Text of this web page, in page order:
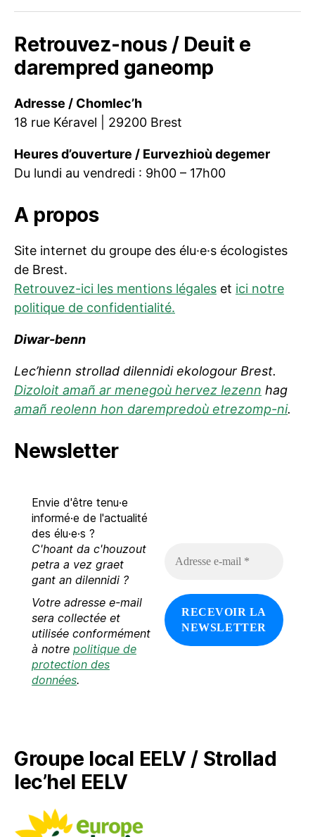
Retrouvez-nous / Deuit e
darempred ganeomp
Adresse / Chomlec’h
18 rue Kéravel | 29200 Brest
Heures d’ouverture / Eurvezhioù degemer
Du lundi au vendredi : 9h00 – 17h00
A propos
Site internet du groupe des élu·e·s écologistes
de Brest.
Retrouvez-ici les mentions légales et ici notre
politique de confidentialité.
Diwar-benn
Lec’hienn strollad dilennidi ekologour Brest.
Dizoloit amañ ar menegoù hervez lezenn hag
amañ reolenn hon darempredoù etrezomp-ni.
Newsletter
Envie d'être tenu·e
informé·e de l'actualité
des élu·e·s ?
C'hoant da c'houzout
petra a vez graet
gant an dilennidi ?
Votre adresse e-mail
sera collectée et
utilisée conformément
à notre politique de
protection des
données.
s
s
e
Groupe local EELV / Strollad
lec’hel EELV